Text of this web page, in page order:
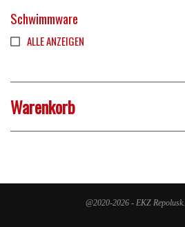
Schwimmware
ALLE ANZEIGEN
Warenkorb
@2020-2026 - EKZ Repolusk.